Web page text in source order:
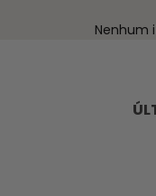
Nenhum